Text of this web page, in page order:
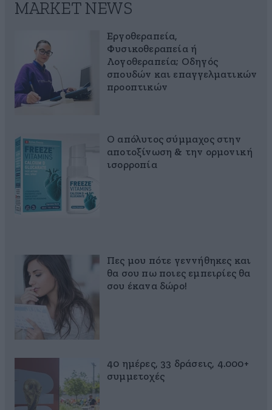
MARKET NEWS
Εργοθεραπεία,
Φυσικοθεραπεία ή
Λογοθεραπεία; Οδηγός
σπουδών και επαγγελματικών
προοπτικών
Ο απόλυτος σύμμαχος στην
αποτοξίνωση & την ορμονική
ισορροπία
Πες μου πότε γεννήθηκες και
θα σου πω ποιες εμπειρίες θα
σου έκανα δώρο!
40 ημέρες, 33 δράσεις, 4.000+
συμμετοχές